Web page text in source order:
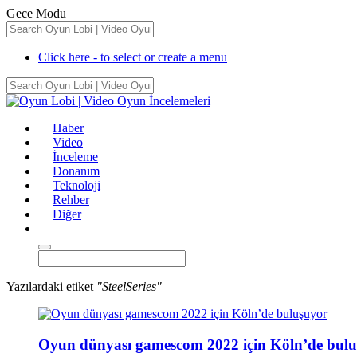
Gece Modu
Click here - to select or create a menu
Haber
Video
İnceleme
Donanım
Teknoloji
Rehber
Diğer
Yazılardaki etiket "SteelSeries"
Oyun dünyası gamescom 2022 için Köln’de